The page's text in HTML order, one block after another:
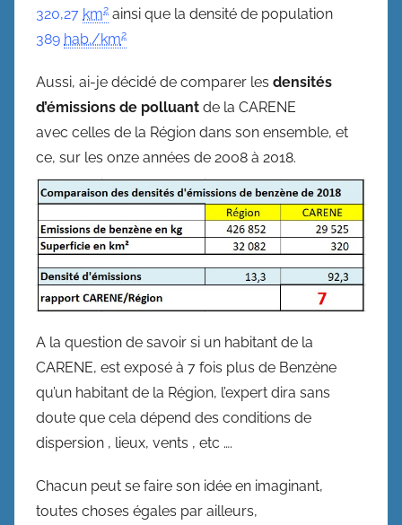
320,27 km2 ainsi que la densité de population
389 hab./km2
Aussi, ai-je décidé de comparer les densités
d’émissions de polluant de la CARENE
avec celles de la Région dans son ensemble, et
ce, sur les onze années de 2008 à 2018.
A la question de savoir si un habitant de la
CARENE, est exposé à 7 fois plus de Benzène
qu’un habitant de la Région, l’expert dira sans
doute que cela dépend des conditions de
dispersion , lieux, vents , etc ….
Chacun peut se faire son idée en imaginant,
toutes choses égales par ailleurs,